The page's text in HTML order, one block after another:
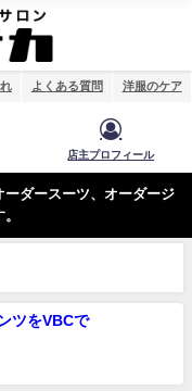
よくある質問 洋服のケア
店主プロフィール
ダースーツ、オーダージ
ツをVBCで